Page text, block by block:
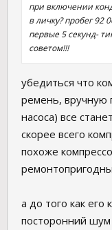
при включении
в личку? пробег
первые 5 секунд-
советом!!!
убедиться что
ремень, вручную
насоса) все
скорее всего
похоже
а до того как его
посторонний шум